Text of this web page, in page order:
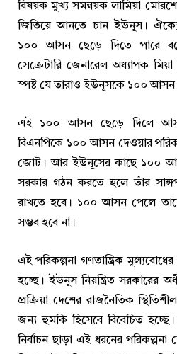
বিষয়ক মুখ্য সমন্বয়ক লামিয়া
জিতিয়ে আনতে চান ইউনূস।
১০০ আসন ছেড়ে দিতে পারে
সেক্রেটারি জেনারেল অধ্যাপক
স্পষ্ট যে তারাও ইউনূসকে ১০০ আসন
এই ১০০ আসন ছেড়ে দিলে
বিএনপিকে ১০০ আসন দেওয়ার
জোট। আর ইউনূসের কাছে ১০০
সরকার গঠন করতে হলে তাঁর
রাখতে হবে। ১০০ আসন পেলে
সম্ভব হবে না।
এই পরিকল্পনা গণতান্ত্রিক মূল্যবোধের
হচ্ছে। ইউনুস নিয়ন্ত্রিত সরকারের
প্রক্রিয়া দেশের রাজনৈতিক
জন্য হুমকি হিসেবে বিবেচিত
নির্বাচন ছাড়া এই ধরনের